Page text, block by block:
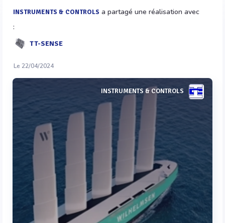
INSTRUMENTS & CONTROLS a partagé une réalisation avec
:
TT-SENSE
Le 22/04/2024
INSTRUMENTS & CONTROLS